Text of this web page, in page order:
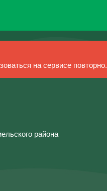
на сервисе повторно.
района